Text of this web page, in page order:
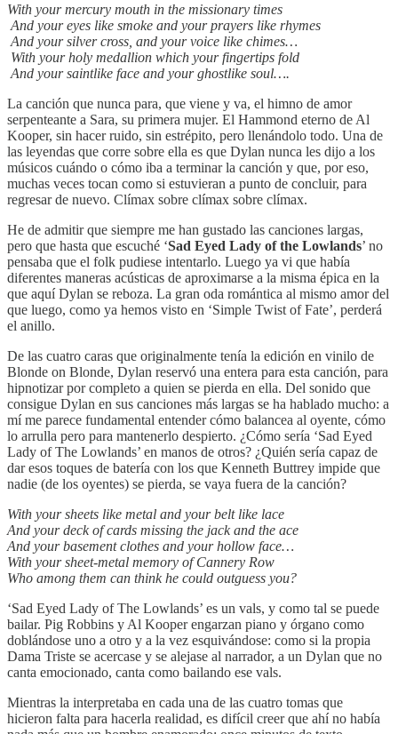
With your mercury mouth in the missionary times
And your eyes like smoke and your prayers like rhymes
And your silver cross, and your voice like chimes…
With your holy medallion which your fingertips fold
And your saintlike face and your ghostlike soul….
La canción que nunca para, que viene y va, el himno de amor
serpenteante a Sara, su primera mujer. El Hammond eterno de Al
Kooper, sin hacer ruido, sin estrépito, pero llenándolo todo. Una de
las leyendas que corre sobre ella es que Dylan nunca les dijo a los
músicos cuándo o cómo iba a terminar la canción y que, por eso,
muchas veces tocan como si estuvieran a punto de concluir, para
regresar de nuevo. Clímax sobre clímax sobre clímax.
He de admitir que siempre me han gustado las canciones largas,
pero que hasta que escuché ‘Sad Eyed Lady of the Lowlands’ no
pensaba que el folk pudiese intentarlo. Luego ya vi que había
diferentes maneras acústicas de aproximarse a la misma épica en la
que aquí Dylan se reboza. La gran oda romántica al mismo amor del
que luego, como ya hemos visto en ‘Simple Twist of Fate’, perderá
el anillo.
De las cuatro caras que originalmente tenía la edición en vinilo de
Blonde on Blonde, Dylan reservó una entera para esta canción, para
hipnotizar por completo a quien se pierda en ella. Del sonido que
consigue Dylan en sus canciones más largas se ha hablado mucho: a
mí me parece fundamental entender cómo balancea al oyente, cómo
lo arrulla pero para mantenerlo despierto. ¿Cómo sería ‘Sad Eyed
Lady of The Lowlands’ en manos de otros? ¿Quién sería capaz de
dar esos toques de batería con los que Kenneth Buttrey impide que
nadie (de los oyentes) se pierda, se vaya fuera de la canción?
With your sheets like metal and your belt like lace
And your deck of cards missing the jack and the ace
And your basement clothes and your hollow face…
With your sheet-metal memory of Cannery Row
Who among them can think he could outguess you?
‘Sad Eyed Lady of The Lowlands’ es un vals, y como tal se puede
bailar. Pig Robbins y Al Kooper engarzan piano y órgano como
doblándose uno a otro y a la vez esquivándose: como si la propia
Dama Triste se acercase y se alejase al narrador, a un Dylan que no
canta emocionado, canta como bailando ese vals.
Mientras la interpretaba en cada una de las cuatro tomas que
hicieron falta para hacerla realidad, es difícil creer que ahí no había